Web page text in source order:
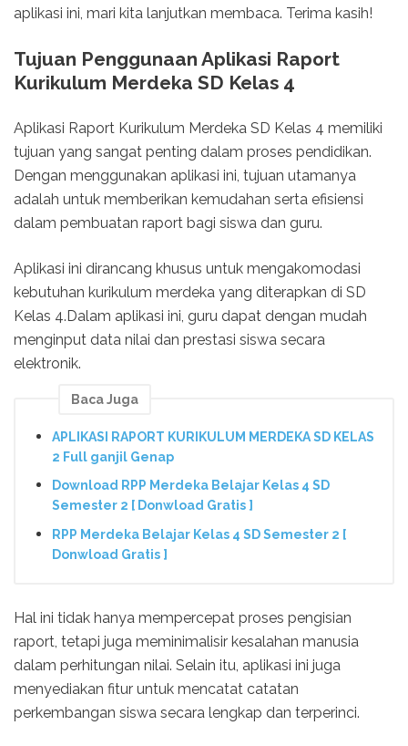
aplikasi ini, mari kita lanjutkan membaca. Terima kasih!
Tujuan Penggunaan Aplikasi Raport
Kurikulum Merdeka SD Kelas 4
Aplikasi Raport Kurikulum Merdeka SD Kelas 4 memiliki
tujuan yang sangat penting dalam proses pendidikan.
Dengan menggunakan aplikasi ini, tujuan utamanya
adalah untuk memberikan kemudahan serta efisiensi
dalam pembuatan raport bagi siswa dan guru.
Aplikasi ini dirancang khusus untuk mengakomodasi
kebutuhan kurikulum merdeka yang diterapkan di SD
Kelas 4.Dalam aplikasi ini, guru dapat dengan mudah
menginput data nilai dan prestasi siswa secara
elektronik.
Baca Juga
APLIKASI RAPORT KURIKULUM MERDEKA SD KELAS
2 Full ganjil Genap
Download RPP Merdeka Belajar Kelas 4 SD
Semester 2 [ Donwload Gratis ]
RPP Merdeka Belajar Kelas 4 SD Semester 2 [
Donwload Gratis ]
Hal ini tidak hanya mempercepat proses pengisian
raport, tetapi juga meminimalisir kesalahan manusia
dalam perhitungan nilai. Selain itu, aplikasi ini juga
menyediakan fitur untuk mencatat catatan
perkembangan siswa secara lengkap dan terperinci.